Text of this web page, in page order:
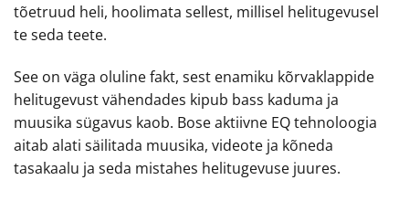
tõetruud heli, hoolimata sellest, millisel helitugevusel
te seda teete.
See on väga oluline fakt, sest enamiku kõrvaklappide
helitugevust vähendades kipub bass kaduma ja
muusika sügavus kaob. Bose aktiivne EQ tehnoloogia
aitab alati säilitada muusika, videote ja kõneda
tasakaalu ja seda mistahes helitugevuse juures.